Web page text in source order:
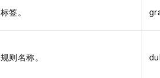
标签。
规则名称。